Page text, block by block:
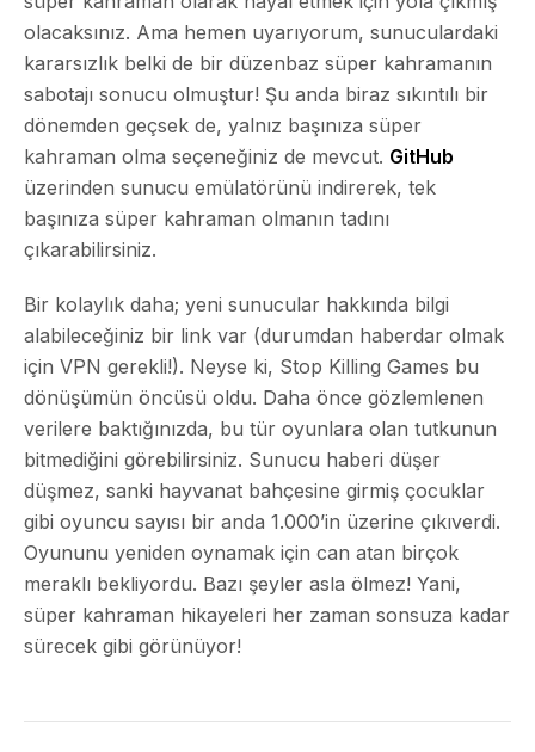
olacaksınız. Ama hemen uyarıyorum, sunuculardaki
kararsızlık belki de bir düzenbaz süper kahramanın
sabotajı sonucu olmuştur! Şu anda biraz sıkıntılı bir
dönemden geçsek de, yalnız başınıza süper
kahraman olma seçeneğiniz de mevcut. GitHub
üzerinden sunucu emülatörünü indirerek, tek
başınıza süper kahraman olmanın tadını
çıkarabilirsiniz.
Bir kolaylık daha; yeni sunucular hakkında bilgi
alabileceğiniz bir link var (durumdan haberdar olmak
için VPN gerekli!). Neyse ki, Stop Killing Games bu
dönüşümün öncüsü oldu. Daha önce gözlemlenen
verilere baktığınızda, bu tür oyunlara olan tutkunun
bitmediğini görebilirsiniz. Sunucu haberi düşer
düşmez, sanki hayvanat bahçesine girmiş çocuklar
gibi oyuncu sayısı bir anda 1.000’in üzerine çıkıverdi.
Oyununu yeniden oynamak için can atan birçok
meraklı bekliyordu. Bazı şeyler asla ölmez! Yani,
süper kahraman hikayeleri her zaman sonsuza kadar
sürecek gibi görünüyor!